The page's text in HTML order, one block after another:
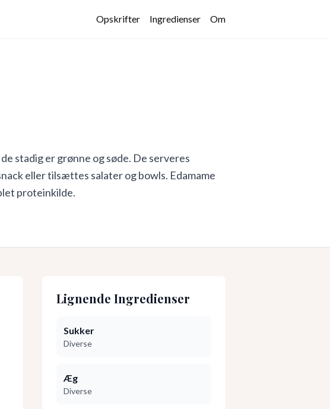
Opskrifter Ingredienser Om
stadig er grønne og søde. De serveres
eller tilsættes salater og bowls. Edamame
proteinkilde.
Lignende Ingredienser
Sukker
Diverse
Æg
Diverse